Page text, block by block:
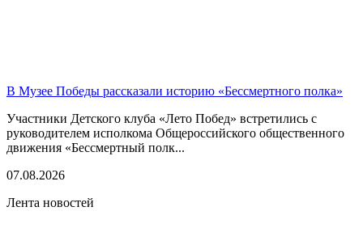
В Музее Победы рассказали историю «Бессмертного полка»
Участники Детского клуба «Лето Побед» встретились с
руководителем исполкома Общероссийского общественного
движения «Бессмертный полк...
07.08.2026
Лента новостей